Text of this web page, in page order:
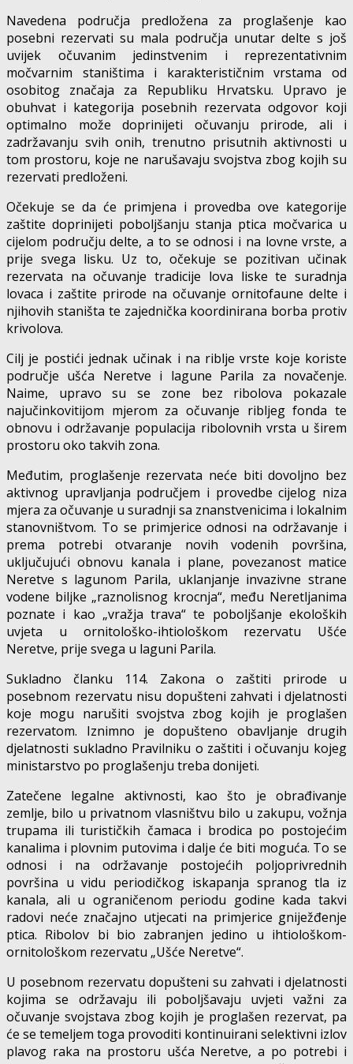
Navedena područja predložena za proglašenje kao
posebni rezervati su mala područja unutar delte s još
uvijek očuvanim jedinstvenim i reprezentativnim
močvarnim staništima i karakterističnim vrstama od
osobitog značaja za Republiku Hrvatsku. Upravo je
obuhvat i kategorija posebnih rezervata odgovor koji
optimalno može doprinijeti očuvanju prirode, ali i
zadržavanju svih onih, trenutno prisutnih aktivnosti u
tom prostoru, koje ne narušavaju svojstva zbog kojih su
rezervati predloženi.
Očekuje se da će primjena i provedba ove kategorije
zaštite doprinijeti poboljšanju stanja ptica močvarica u
cijelom području delte, a to se odnosi i na lovne vrste, a
prije svega lisku. Uz to, očekuje se pozitivan učinak
rezervata na očuvanje tradicije lova liske te suradnja
lovaca i zaštite prirode na očuvanje ornitofaune delte i
njihovih staništa te zajednička koordinirana borba protiv
krivolova.
Cilj je postići jednak učinak i na riblje vrste koje koriste
područje ušća Neretve i lagune Parila za novačenje.
Naime, upravo su se zone bez ribolova pokazale
najučinkovitijom mjerom za očuvanje ribljeg fonda te
obnovu i održavanje populacija ribolovnih vrsta u širem
prostoru oko takvih zona.
Međutim, proglašenje rezervata neće biti dovoljno bez
aktivnog upravljanja područjem i provedbe cijelog niza
mjera za očuvanje u suradnji sa znanstvenicima i lokalnim
stanovništvom. To se primjerice odnosi na održavanje i
prema potrebi otvaranje novih vodenih površina,
uključujući obnovu kanala i plane, povezanost matice
Neretve s lagunom Parila, uklanjanje invazivne strane
vodene biljke „raznolisnog krocnja“, među Neretljanima
poznate i kao „vražja trava“ te poboljšanje ekoloških
uvjeta u ornitološko-ihtiološkom rezervatu Ušće
Neretve, prije svega u laguni Parila.
Sukladno članku 114. Zakona o zaštiti prirode u
posebnom rezervatu nisu dopušteni zahvati i djelatnosti
koje mogu narušiti svojstva zbog kojih je proglašen
rezervatom. Iznimno je dopušteno obavljanje drugih
djelatnosti sukladno Pravilniku o zaštiti i očuvanju kojeg
ministarstvo po proglašenju treba donijeti.
Zatečene legalne aktivnosti, kao što je obrađivanje
zemlje, bilo u privatnom vlasništvu bilo u zakupu, vožnja
trupama ili turističkih čamaca i brodica po postojećim
kanalima i plovnim putovima i dalje će biti moguća. To se
odnosi i na održavanje postojećih poljoprivrednih
površina u vidu periodičkog iskapanja spranog tla iz
kanala, ali u ograničenom periodu godine kada takvi
radovi neće značajno utjecati na primjerice gniježđenje
ptica. Ribolov bi bio zabranjen jedino u ihtiološkom-
ornitološkom rezervatu „Ušće Neretve“.
U posebnom rezervatu dopušteni su zahvati i djelatnosti
kojima se održavaju ili poboljšavaju uvjeti važni za
očuvanje svojstava zbog kojih je proglašen rezervat, pa
će se temeljem toga provoditi kontinuirani selektivni izlov
plavog raka na prostoru ušća Neretve, a po potrebi i